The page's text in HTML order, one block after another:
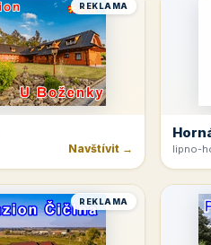
REKLAMA
Navštívit → lipno-
REKLAMA